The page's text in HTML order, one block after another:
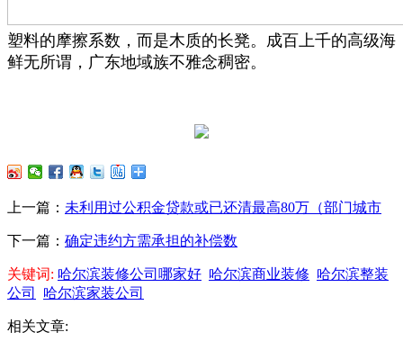
塑料的摩擦系数，而是木质的长凳。成百上千的高级海
鲜无所谓，广东地域族不雅念稠密。
上一篇： 未利用过公积金贷款或已还清最高80万（部门城市
下一篇： 确定违约方需承担的补偿数
关键词: 哈尔滨装修公司哪家好 哈尔滨商业装修 哈尔滨整装
公司
哈尔滨家装公司
相关文章: